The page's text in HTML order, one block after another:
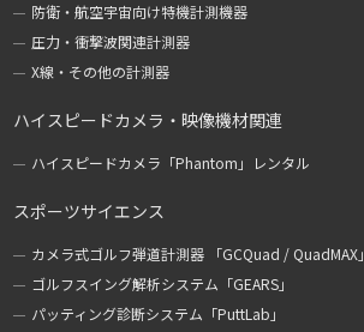
防衛・航空宇宙向け特機計測機器
圧力・衝撃波関連計測器
X線・その他の計測器
ハイスピードカメラ・映像機材関連
ハイスピードカメラ「Phantom」レンタル
スポーツサイエンス
カメラ式ゴルフ弾道計測器 「GCQuad / QuadMAX」
ゴルフスイング解析システム「GEARS」
パッティング診断システム「PuttLab」